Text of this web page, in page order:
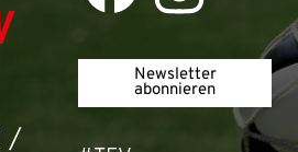
/
Newsletter
abonnieren